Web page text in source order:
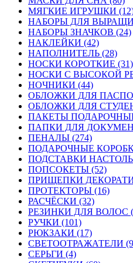
МЯГКИЕ ИГРУШКИ
НАБОРЫ ДЛЯ
НАБОРЫ ЗНАЧКОВ (24)
НАКЛЕЙКИ (42)
НАПОЛНИТЕЛЬ (28)
НОСКИ КОРОТКИЕ (31)
НОСКИ С ВЫСОКОЙ
НОЧНИКИ (44)
ОБЛОЖКИ ДЛЯ
ОБЛОЖКИ ДЛЯ
ПАКЕТЫ
ПАПКИ ДЛЯ
ПЕНАЛЫ (274)
ПОДАРОЧНЫЕ
ПОДСТАВКИ
ПОПСОКЕТЫ (52)
ПРИЩЕПКИ
ПРОТЕКТОРЫ (16)
РАСЧЁСКИ (32)
РЕЗИНКИ ДЛЯ ВОЛОС
РУЧКИ (101)
РЮКЗАКИ (17)
СВЕТООТРАЖАТЕЛИ
СЕРЬГИ (4)